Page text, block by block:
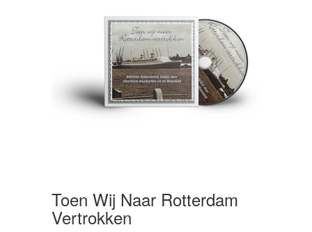
Toen Wij Naar Rotterdam
Vertrokken